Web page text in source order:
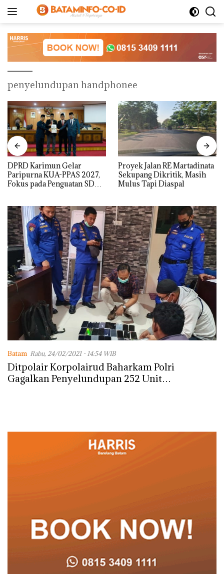
penyelundupan handphonee
DPRD Karimun Gelar
Paripurna KUA-PPAS 2027,
Fokus pada Penguatan SDM,
Proyek Jalan RE Martadinata
Sekupang Dikritik, Masih
Mulus Tapi Diaspal
Batam Rabu, 24/02/2021 - 14:54 WIB
Ditpolair Korpolairud Baharkam Polri
Gagalkan Penyelundupan 252 Unit